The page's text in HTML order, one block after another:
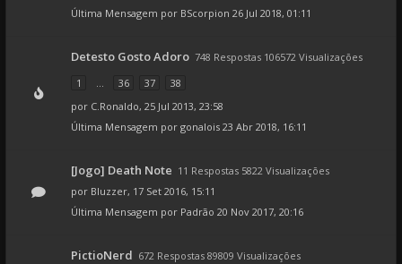
Última Mensagem por BScorpion 26 Jul 2018, 01:11
Detesto Gosto Adoro 748 Respostas 106572 Visualizações
1
... 36 37
38
por C.Ronaldo, 25 Jul 2013, 23:58
Última Mensagem por gonalois 23 Abr 2018, 16:11
[Jogo] Death Note 11 Respostas 5822 Visualizações
por Bluzzer, 17 Set 2016, 15:11
Última Mensagem por Padrão 20 Nov 2017, 20:16
PictioNerd 672 Respostas 89809 Visualizações